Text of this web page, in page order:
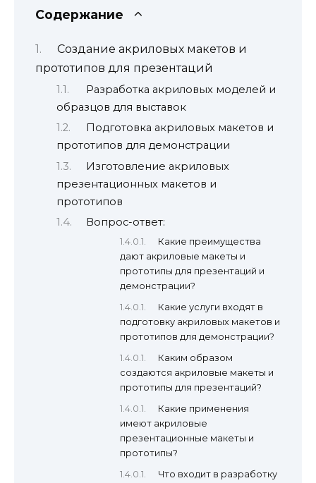
Содержание
Создание акриловых макетов и
прототипов для презентаций
Разработка акриловых моделей и
образцов для выставок
Подготовка акриловых макетов и
прототипов для демонстрации
Изготовление акриловых
презентационных макетов и
прототипов
Вопрос-ответ:
Какие преимущества
дают акриловые макеты и
прототипы для презентаций и
демонстрации?
Какие услуги входят в
подготовку акриловых макетов и
прототипов для демонстрации?
Каким образом
создаются акриловые макеты и
прототипы для презентаций?
Какие применения
имеют акриловые
презентационные макеты и
прототипы?
Что входит в разработку